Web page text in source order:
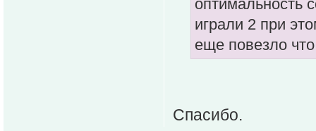
оптимальность
играли 2 при
еще повезло
Спасибо.